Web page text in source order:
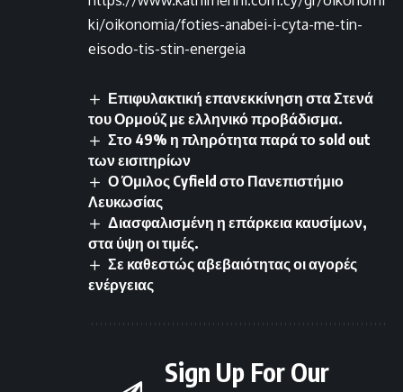
ki/oikonomia/foties-anabei-i-cyta-me-tin-
eisodo-tis-stin-energeia
Επιφυλακτική επανεκκίνηση στα Στενά
του Ορμούζ με ελληνικό προβάδισμα.
Στο 49% η πληρότητα παρά το sold out
των εισιτηρίων
Ο Όμιλος Cyfield στο Πανεπιστήμιο
Λευκωσίας
Διασφαλισμένη η επάρκεια καυσίμων,
στα ύψη οι τιμές.
Σε καθεστώς αβεβαιότητας οι αγορές
ενέργειας
Sign Up For Our